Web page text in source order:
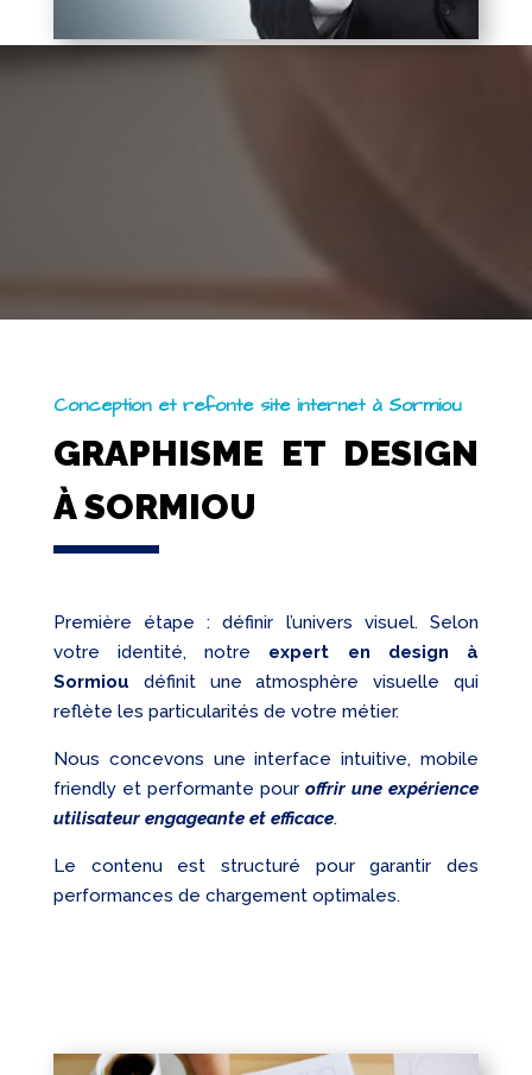
Conception et refonte site internet à Sormiou
GRAPHISME ET DESIGN
À SORMIOU
Première étape : définir l’univers visuel. Selon
votre identité, notre expert en design à
Sormiou définit une atmosphère visuelle qui
reflète les particularités de votre métier.
Nous concevons une interface intuitive, mobile
friendly et performante pouroffrir une expérience
utilisateur engageante et efficace.
Le contenu est structuré pour garantir des
performances de chargement optimales.